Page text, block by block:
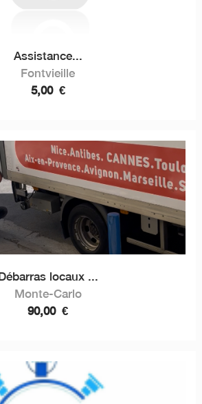
Assistance...
Fontvieille
5,00 €
locaux ...
Monte-Carlo
90,00 €